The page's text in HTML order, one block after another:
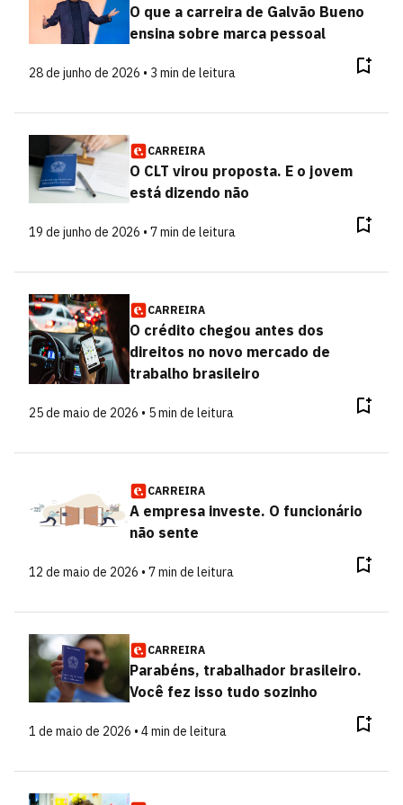
O que a carreira de Galvão Bueno
ensina sobre marca pessoal
28 de junho de 2026 • 3 min de leitura
CARREIRA
O CLT virou proposta. E o jovem
está dizendo não
19 de junho de 2026 • 7 min de leitura
CARREIRA
O crédito chegou antes dos
direitos no novo mercado de
trabalho brasileiro
25 de maio de 2026 • 5 min de leitura
CARREIRA
A empresa investe. O funcionário
não sente
12 de maio de 2026 • 7 min de leitura
CARREIRA
Parabéns, trabalhador brasileiro.
Você fez isso tudo sozinho
1 de maio de 2026 • 4 min de leitura